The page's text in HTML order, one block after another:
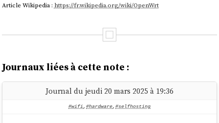
Article Wikipedia : https://fr.wikipedia.org/wiki/OpenWrt
Journaux liées à cette note :
Journal du jeudi 20 mars 2025 à 19:36
#wifi, #hardware, #selfhosting